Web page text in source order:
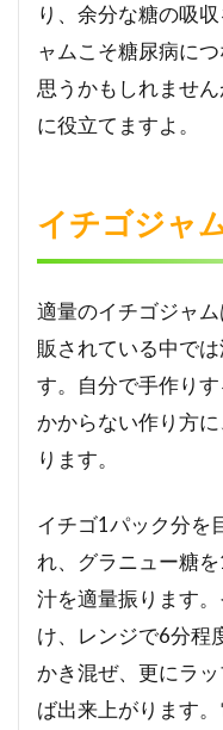
り、余分な糖の吸
ャムこそ糖尿病に
思うかもしれませ
に役立てますよ。
イチゴジャ
適量のイチゴジャ
販されている中で
す。自分で手作り
かからない作り方
ります。
イチゴ1パック分を
れ、グラニュー糖
汁を適量振ります
け、レンジで6分程
かき混ぜ、更にラ
ば出来上がります